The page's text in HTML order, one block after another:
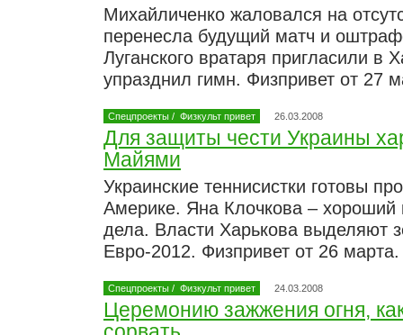
Михайличенко жаловался на
перенесла будущий матч и
Луганского вратаря пригласили в
упразднил гимн. Физпривет от 27
Спецпроекты / Физкульт привет 26.03.2008
Для защиты чести Украины
Майями
Украинские теннисистки готовы
Америке. Яна Клочкова – хороший
дела. Власти Харькова выделяют
Евро-2012. Физпривет от 26
Спецпроекты / Физкульт привет 24.03.2008
Церемонию зажжения огня,